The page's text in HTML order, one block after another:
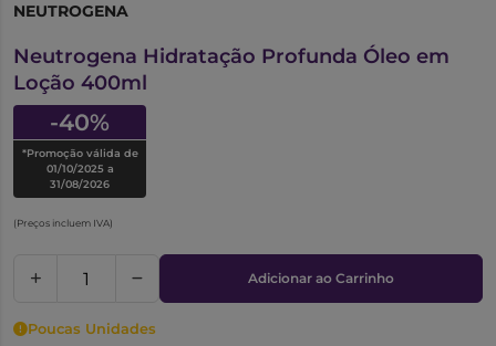
NEUTROGENA
Neutrogena Hidratação Profunda Óleo em
Loção 400ml
-40%
*Promoção válida de
01/10/2025 a
31/08/2026
(Preços incluem IVA)
Adicionar ao Carrinho
Poucas Unidades